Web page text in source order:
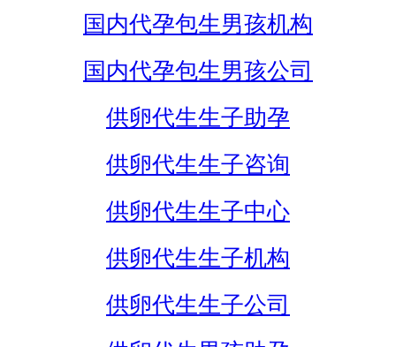
国内代孕包生男孩机构
国内代孕包生男孩公司
供卵代生生子助孕
供卵代生生子咨询
供卵代生生子中心
供卵代生生子机构
供卵代生生子公司